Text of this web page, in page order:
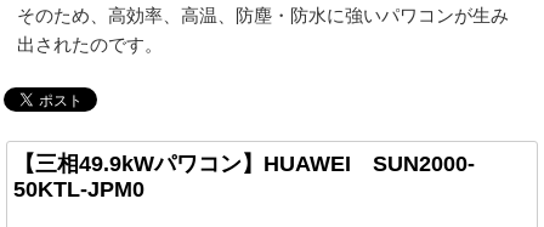
そのため、高効率、高温、防塵・防水に強いパワコンが生み
出されたのです。
【三相49.9kWパワコン】HUAWEI SUN2000-
50KTL-JPM0